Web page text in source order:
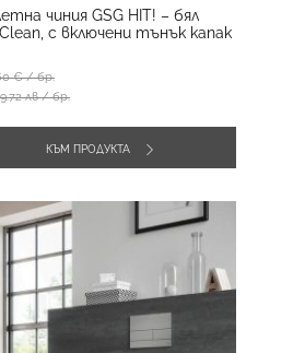
чиния GSG HIT! – бял
с включени тънък капак
€ / бр.
лв / бр.
КЪМ ПРОДУКТА